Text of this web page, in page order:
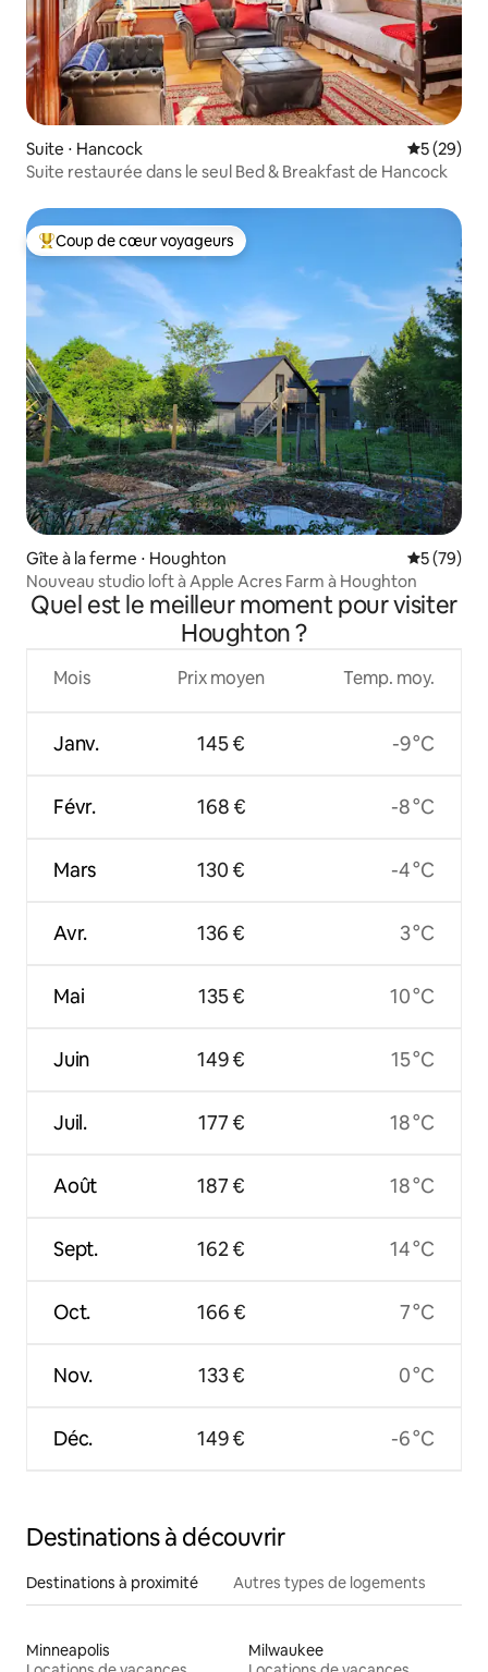
Suite ⋅ Hancock
5 (29)
Suite restaurée dans le seul Bed & Breakfast de Hancock
Coups de cœur voyageurs les plus appréciés
Coup de cœur voyageurs
Gîte à la ferme ⋅ Houghton
5 (79)
Nouveau studio loft à Apple Acres Farm à Houghton
Quel est le meilleur moment pour visiter
Houghton ?
Mois
Janv.
Févr.
Mars
Avr.
Mai
Juin
Juil.
Août
Sept.
Oct.
Nov.
Déc.
Prix moyen
145 €
168 €
130 €
136 €
135 €
149 €
177 €
187 €
162 €
166 €
133 €
149 €
Temp. moy.
-9 °C
-8 °C
-4 °C
3 °C
10 °C
15 °C
18 °C
18 °C
14 °C
7 °C
0 °C
-6 °C
Destinations à découvrir
Destinations à proximité Autres types de logements
Minneapolis
Milwaukee